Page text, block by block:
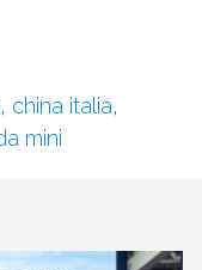
, china italia,
mini